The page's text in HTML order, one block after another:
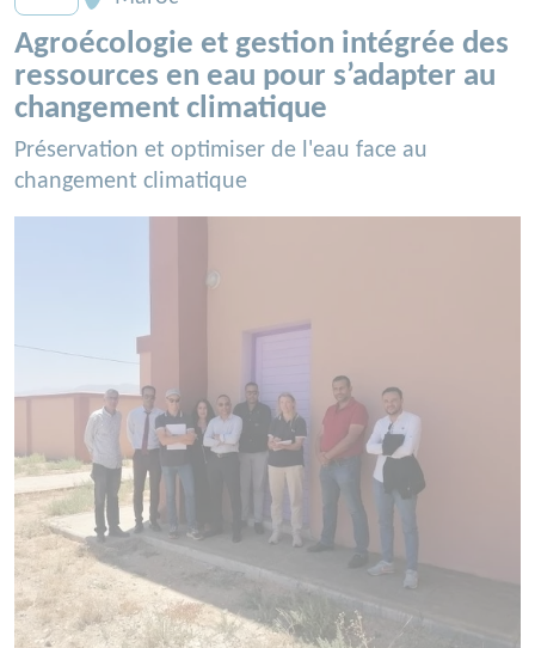
Agroécologie et gestion intégrée des
ressources en eau pour s’adapter au
changement climatique
Préservation et optimiser de l'eau face au
changement climatique